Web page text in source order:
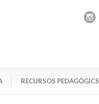
RECURSOS PEDAGÒGICS